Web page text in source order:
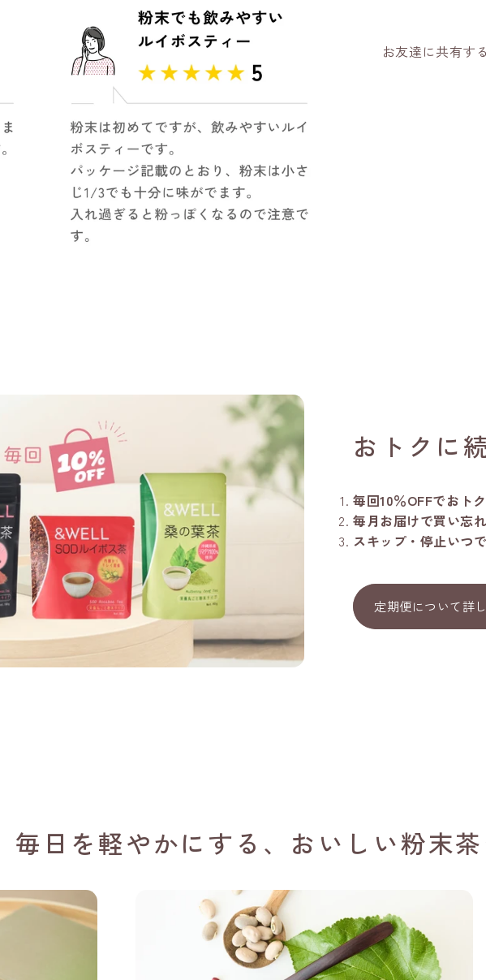
お友達に共有す
おトクに
毎回10％OFFでおト
毎月お届けで買い忘
スキップ・停止いつ
定期便について詳
毎日を軽やかにする、おいしい粉末